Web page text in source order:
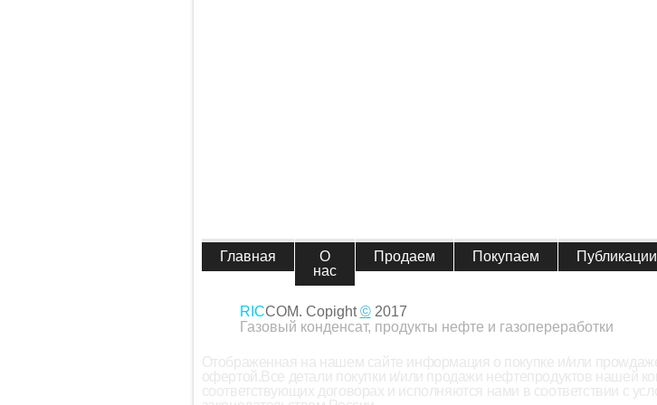
Главная
О
нас
Продаем Покупаем Публикации
RICCOM. Copight©2017
Газовый конденсат, продукты нефте и газопереработки